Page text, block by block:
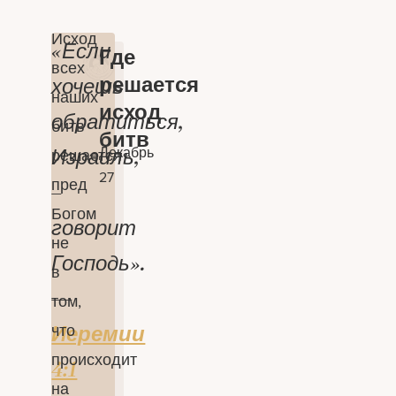
Где
решается
исход
битв
Декабрь
27
«Если
хочешь
обратиться,
Израиль,
–
говорит
Господь».
—
Иеремии
4:1
Исход
всех
наших
битв
решается
пред
Богом
не
в
том,
что
происходит
на